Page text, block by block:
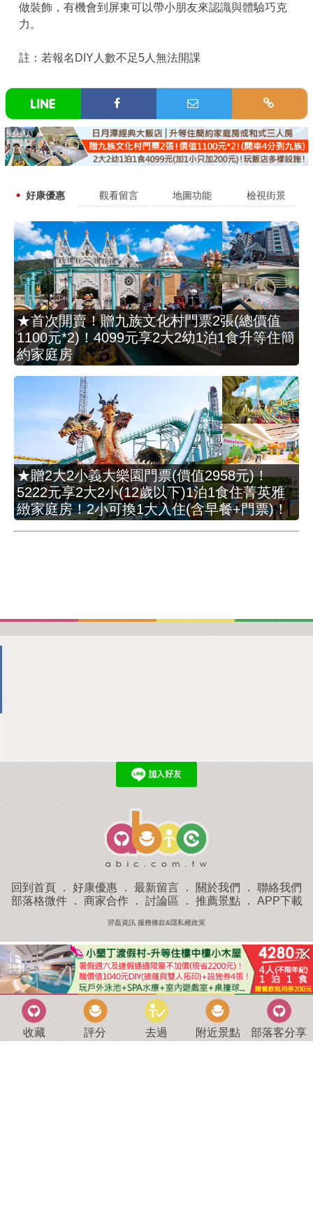
做裝飾，有機會到屏東可以帶小朋友來認識與體驗巧克
力。
註：若報名DIY人數不足5人無法開課
好康優惠 觀看留言 地圖功能 檢視街景
★首次開賣！贈九族文化村門票2張(總價值
1100元*2)！4099元享2大2幼1泊1食升等住簡
約家庭房
★贈2大2小義大樂園門票(價值2958元)！
5222元享2大2小(12歲以下)1泊1食住菁英雅
緻家庭房！2小可換1大入住(含早餐+門票)！
回到首頁 ． 好康優惠 ． 最新留言 ． 關於我們 ． 聯絡我們
部落格微件． 商家合作． 討論區 ． 推薦景點． APP下載
羿磊資訊 服務條款&隱私權政策
收藏 評分 去過 附近景點 部落客分享